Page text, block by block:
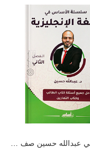
الفصل الثاني عبدالله حسين صف خامس